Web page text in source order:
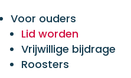
Voor ouders
Lid worden
Vrijwillige bijdrage
Roosters
omgeving. Als lid
missie en heb je
het werk van de
daarom steeds op